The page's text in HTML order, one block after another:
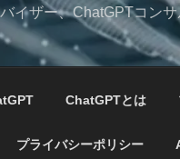
イザー、ChatGPTコン
ChatGPTとは
プライバシーポリシー